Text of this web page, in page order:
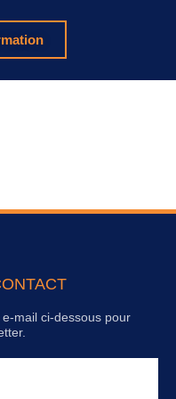
mail ci-dessous pour